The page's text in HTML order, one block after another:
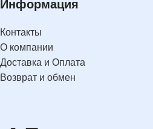
Информация
Контакты
О компании
Доставка и Оплата
Возврат и обмен